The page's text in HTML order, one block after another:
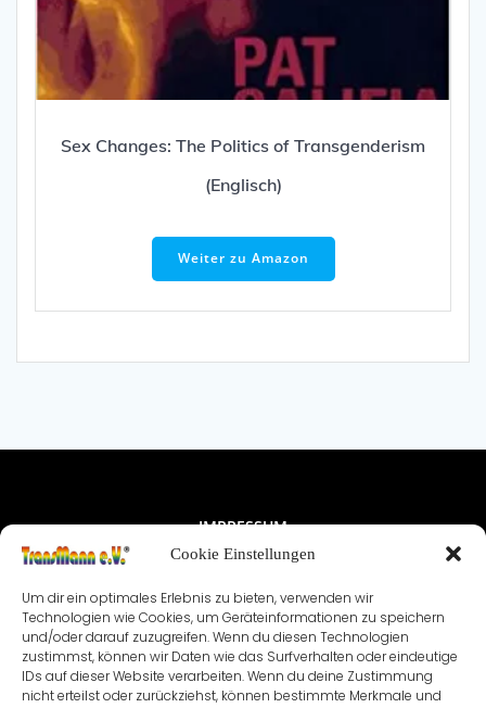
Cookie Einstellungen
Um dir ein optimales Erlebnis zu bieten, verwenden wir
Technologien wie Cookies, um Geräteinformationen zu speichern
und/oder darauf zuzugreifen. Wenn du diesen Technologien
zustimmst, können wir Daten wie das Surfverhalten oder eindeutige
IDs auf dieser Website verarbeiten. Wenn du deine Zustimmung
nicht erteilst oder zurückziehst, können bestimmte Merkmale und
Sex Changes: The Politics of Transgenderism
(Englisch)
Weiter zu Amazon
IMPRESSUM
NUTZUNGSBEDINGUNGEN & DATENSCHUTZ
VEREINSSATZUNG KONTAKT
COOKIE-RICHTLINIE (EU)